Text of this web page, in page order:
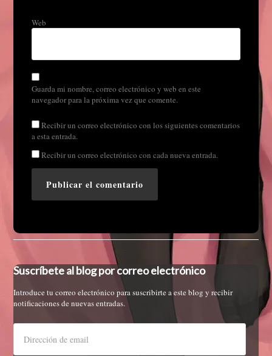
Web
Guarda mi nombre, correo electrónico y web en este
navegador para la próxima vez que comente.
Recibir un correo electrónico con los siguientes comentarios
a esta entrada.
Recibir un correo electrónico con cada nueva entrada.
Suscríbete al blog por correo electrónico
Introduce tu correo electrónico para suscribirte a este blog y recibir
notificaciones de nuevas entradas.